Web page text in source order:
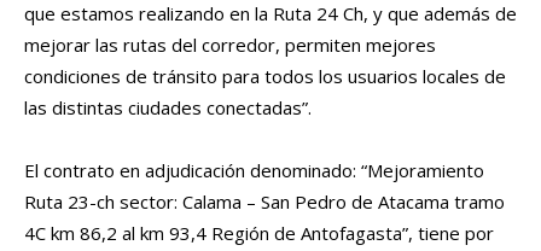
que estamos realizando en la Ruta 24 Ch, y que además de
mejorar las rutas del corredor, permiten mejores
condiciones de tránsito para todos los usuarios locales de
las distintas ciudades conectadas”.
El contrato en adjudicación denominado: “Mejoramiento
Ruta 23-ch sector: Calama – San Pedro de Atacama tramo
4C km 86,2 al km 93,4 Región de Antofagasta”, tiene por